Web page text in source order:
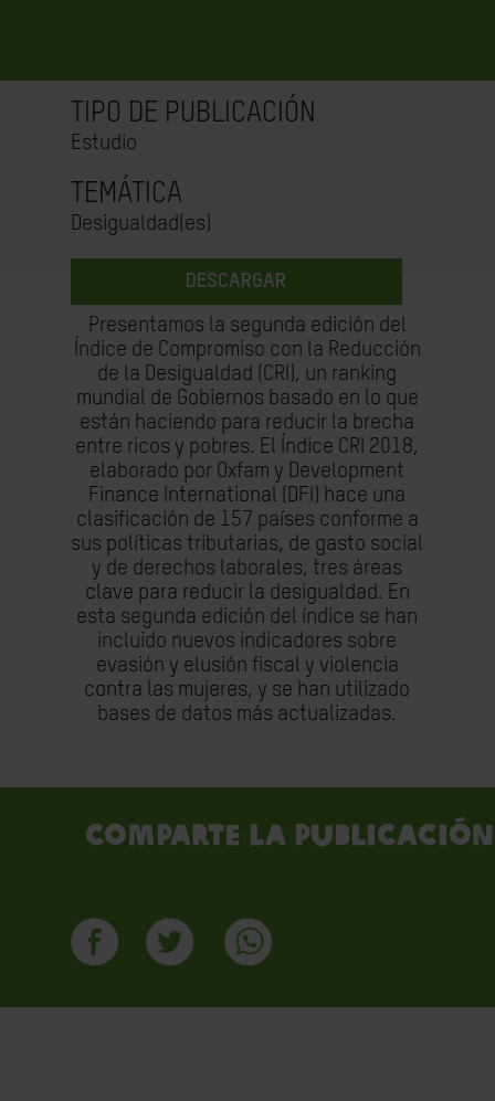
TIPO DE PUBLICACIÓN
Estudio
TEMÁTICA
Desigualdad(es)
DESCARGAR
Presentamos la segunda edición del
Índice de Compromiso con la Reducción
de la Desigualdad (CRI), un ranking
mundial de Gobiernos basado en lo que
están haciendo para reducir la brecha
entre ricos y pobres. El Índice CRI 2018,
elaborado por Oxfam y Development
Finance International (DFI) hace una
clasificación de 157 países conforme a
sus políticas tributarias, de gasto social
y de derechos laborales, tres áreas
clave para reducir la desigualdad. En
esta segunda edición del índice se han
incluido nuevos indicadores sobre
evasión y elusión fiscal y violencia
contra las mujeres, y se han utilizado
bases de datos más actualizadas.
Comparte la publicación